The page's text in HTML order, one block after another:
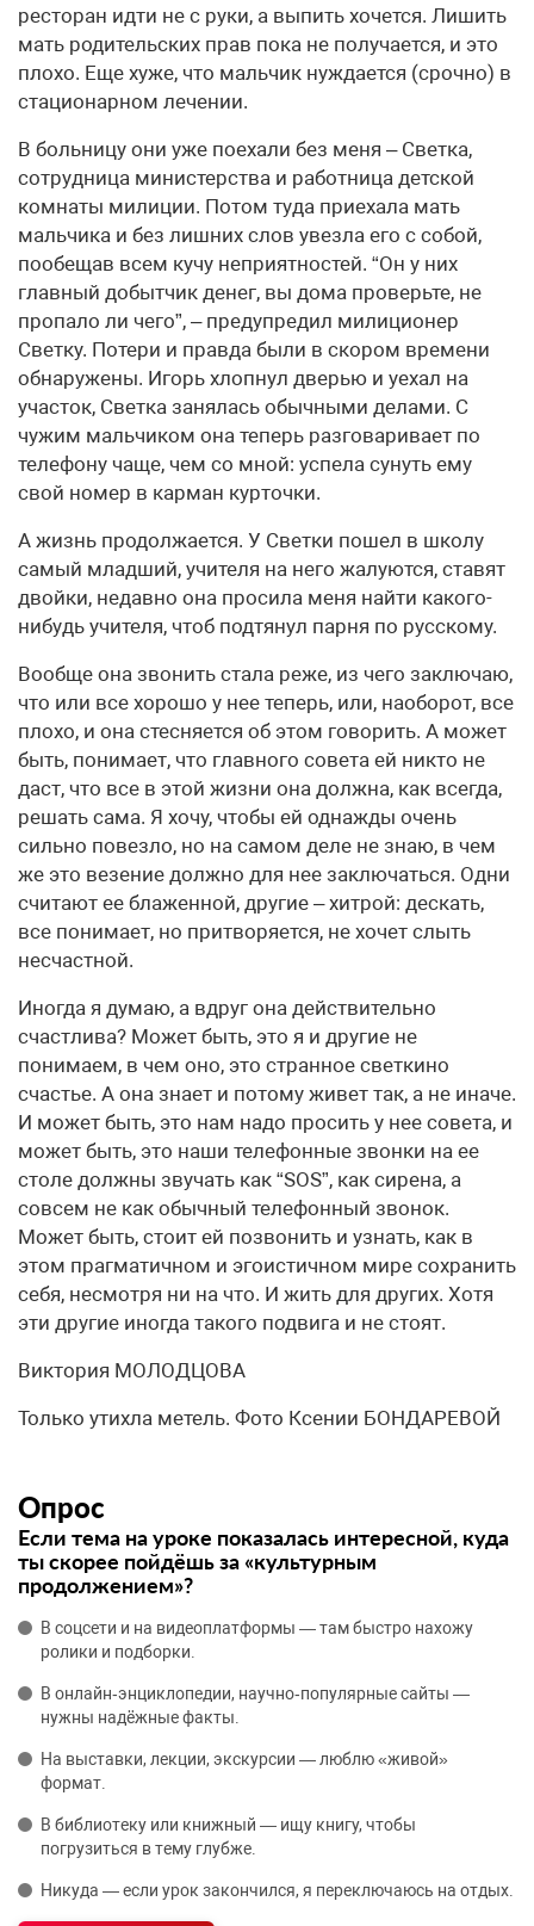
ресторан идти не с руки, а выпить хочется. Лишить
мать родительских прав пока не получается, и это
плохо. Еще хуже, что мальчик нуждается (срочно) в
стационарном лечении.
В больницу они уже поехали без меня – Светка,
сотрудница министерства и работница детской
комнаты милиции. Потом туда приехала мать
мальчика и без лишних слов увезла его с собой,
пообещав всем кучу неприятностей. “Он у них
главный добытчик денег, вы дома проверьте, не
пропало ли чего”, – предупредил милиционер
Светку. Потери и правда были в скором времени
обнаружены. Игорь хлопнул дверью и уехал на
участок, Светка занялась обычными делами. С
чужим мальчиком она теперь разговаривает по
телефону чаще, чем со мной: успела сунуть ему
свой номер в карман курточки.
А жизнь продолжается. У Светки пошел в школу
самый младший, учителя на него жалуются, ставят
двойки, недавно она просила меня найти какого-
нибудь учителя, чтоб подтянул парня по русскому.
Вообще она звонить стала реже, из чего заключаю,
что или все хорошо у нее теперь, или, наоборот, все
плохо, и она стесняется об этом говорить. А может
быть, понимает, что главного совета ей никто не
даст, что все в этой жизни она должна, как всегда,
решать сама. Я хочу, чтобы ей однажды очень
сильно повезло, но на самом деле не знаю, в чем
же это везение должно для нее заключаться. Одни
считают ее блаженной, другие – хитрой: дескать,
все понимает, но притворяется, не хочет слыть
несчастной.
Иногда я думаю, а вдруг она действительно
счастлива? Может быть, это я и другие не
понимаем, в чем оно, это странное светкино
счастье. А она знает и потому живет так, а не иначе.
И может быть, это нам надо просить у нее совета, и
может быть, это наши телефонные звонки на ее
столе должны звучать как “SOS”, как сирена, а
совсем не как обычный телефонный звонок.
Может быть, стоит ей позвонить и узнать, как в
этом прагматичном и эгоистичном мире сохранить
себя, несмотря ни на что. И жить для других. Хотя
эти другие иногда такого подвига и не стоят.
Виктория МОЛОДЦОВА
Только утихла метель. Фото Ксении БОНДАРЕВОЙ
Опрос
Если тема на уроке показалась интересной, куда
ты скорее пойдёшь за «культурным
продолжением»?
В соцсети и на видеоплатформы — там быстро нахожу
ролики и подборки.
В онлайн‑энциклопедии, научно‑популярные сайты —
нужны надёжные факты.
На выставки, лекции, экскурсии — люблю «живой»
формат.
В библиотеку или книжный — ищу книгу, чтобы
погрузиться в тему глубже.
Никуда — если урок закончился, я переключаюсь на отдых.